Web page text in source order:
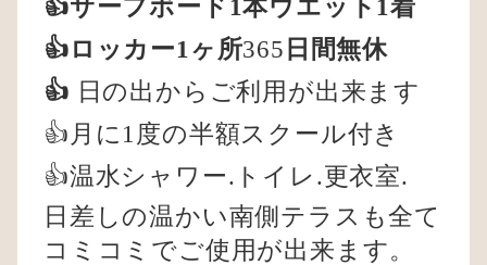
👍サーフボード1本ウエット1着
👍ロッカー1ヶ所365 日間無休
👍 日の出からご利用が出来ます
👍月に1度の半額スクール付き
👍温水シャワー.トイレ.更衣室.
日差しの温かい南側テラスも全て
コミコミでご使用が出来ます。